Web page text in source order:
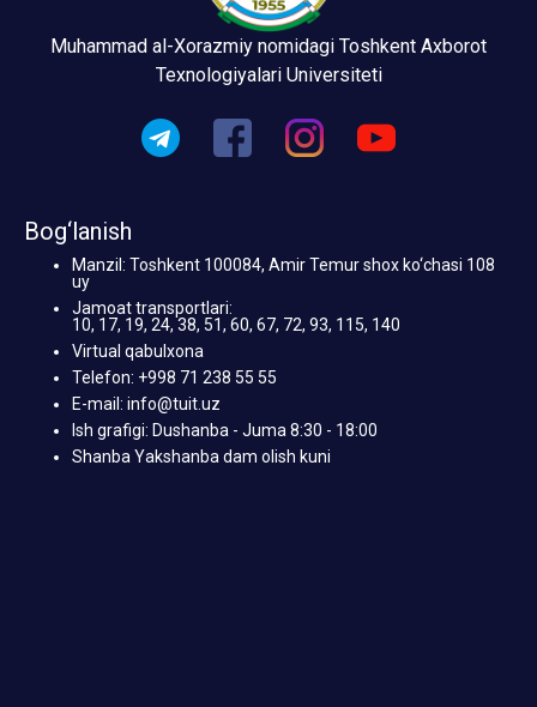
Muhammad al-Xorazmiy nomidagi Toshkent Axborot
Texnologiyalari Universiteti
Bog‘lanish
Manzil: Toshkent 100084, Amir Temur shox ko‘chasi 108
uy
Jamoat transportlari:
10, 17, 19, 24, 38, 51, 60, 67, 72, 93, 115, 140
Virtual qabulxona
Telefon: +998 71 238 55 55
E-mail: info@tuit.uz
Ish grafigi: Dushanba - Juma 8:30 - 18:00
Shanba Yakshanba dam olish kuni